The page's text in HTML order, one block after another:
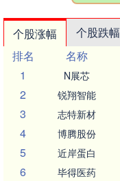
个股涨幅 个股跌幅
排名
名称
1
N展芯
2 锐翔智能
3 志特新材
4 博腾股份
5 近岸蛋白
6 毕得医药